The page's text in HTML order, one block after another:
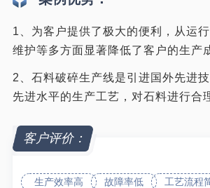
1、为客户提供了极大的便利，从运
维护等多方面显著降低了客户的生产
2、石料破碎生产线是引进国外先进
先进水平的生产工艺，对石料进行合
客户评价：
生产效率高 故障率低 工艺流程